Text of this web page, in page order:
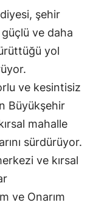
şehir
güçlü ve daha
yol
ve kesintisiz
Büyükşehir
mahalle
sürdürüyor.
ve kırsal
ve Onarım